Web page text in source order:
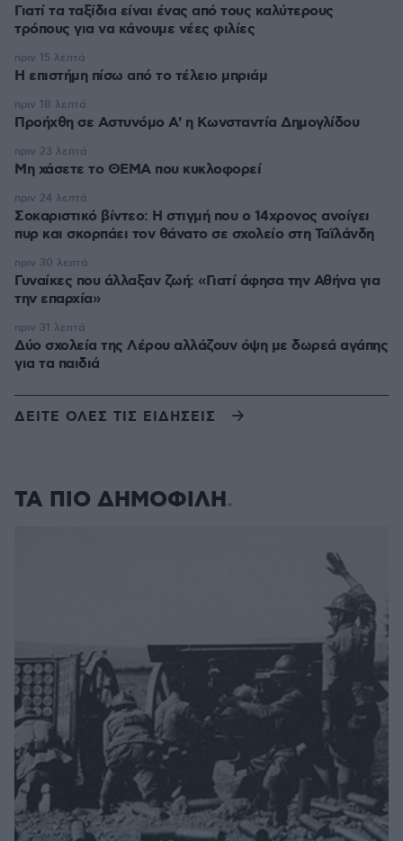
Γιατί τα ταξίδια είναι ένας από τους καλύτερους
τρόπους για να κάνουμε νέες φιλίες
Η επιστήμη πίσω από το τέλειο μπριάμ
πριν 15 λεπτά
Προήχθη σε Αστυνόμο Α' η Κωνσταντία Δημογλίδου
πριν 18 λεπτά
Μη χάσετε το ΘΕΜΑ που κυκλοφορεί
πριν 23 λεπτά
Σοκαριστικό βίντεο: Η στιγμή που ο 14χρονος ανοίγει
πυρ και σκορπάει τον θάνατο σε σχολείο στη Ταϊλάνδη
πριν 24 λεπτά
Γυναίκες που άλλαξαν ζωή: «Γιατί άφησα την Αθήνα για
την επαρχία»
πριν 30 λεπτά
Δύο σχολεία της Λέρου αλλάζουν όψη με δωρεά αγάπης
για τα παιδιά
πριν 31 λεπτά
ΔΕΙΤΕ ΟΛΕΣ ΤΙΣ ΕΙΔΗΣΕΙΣ
ΤΑ ΠΙΟ ΔΗΜΟΦΙΛΗ